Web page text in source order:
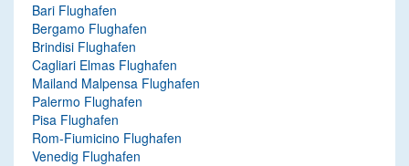
Bari Flughafen
Bergamo Flughafen
Brindisi Flughafen
Cagliari Elmas Flughafen
Mailand Malpensa Flughafen
Palermo Flughafen
Pisa Flughafen
Rom-Fiumicino Flughafen
Venedig Flughafen